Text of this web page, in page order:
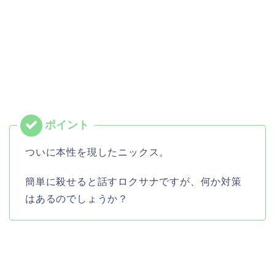
ついに本性を現したニックス。
簡単に殺せると話すロクサナですが、何か対策
はあるのでしょうか？